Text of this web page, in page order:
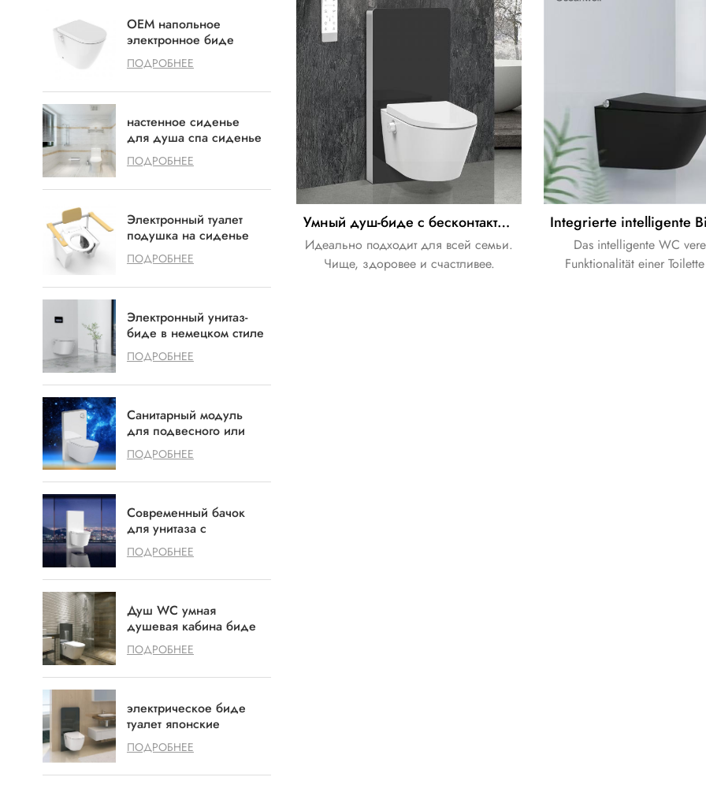
OEM напольное
электронное биде
умное биде для душа
ПОДРОБНЕЕ
настенное сиденье
для душа спа сиденье
для душа с защитой от
царапин
ПОДРОБНЕЕ
Электронный туалет
подушка на сиденье
Agedcare инвалидов
здравоохранения
ПОДРОБНЕЕ
Электронный унитаз-
биде в немецком стиле
со встроенной
системой смыва.
Опция.
ПОДРОБНЕЕ
Санитарный модуль
для подвесного или
напольного унитаза
ПОДРОБНЕЕ
Современный бачок
для унитаза с
аккуратным дизайном
ПОДРОБНЕЕ
Душ WC умная
душевая кабина биде
биде биде
ПОДРОБНЕЕ
электрическое биде
туалет японские
туалетные биде
светодиодные биде
ПОДРОБНЕЕ
Умный душ-биде с бесконтактным бачком-шкафом из черного стекла
Идеально подходит для всей семьи.
Чище, здоровее и счастливее.
Das intelligente WC
Funktionalität einer